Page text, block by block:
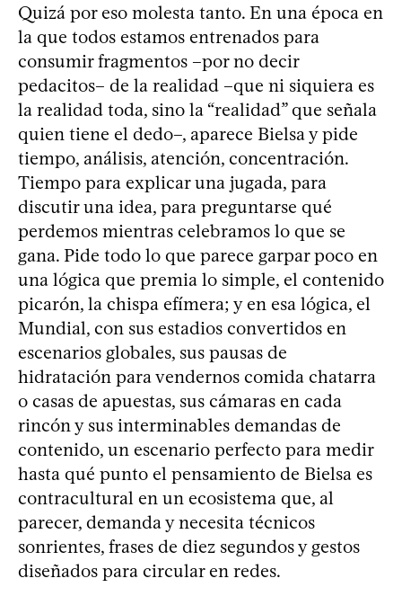
Quizá por eso molesta tanto. En una época en
la que todos estamos entrenados para
consumir fragmentos –por no decir
pedacitos– de la realidad –que ni siquiera es
la realidad toda, sino la “realidad” que señala
quien tiene el dedo–, aparece Bielsa y pide
tiempo, análisis, atención, concentración.
Tiempo para explicar una jugada, para
discutir una idea, para preguntarse qué
perdemos mientras celebramos lo que se
gana. Pide todo lo que parece garpar poco en
una lógica que premia lo simple, el contenido
picarón, la chispa efímera; y en esa lógica, el
Mundial, con sus estadios convertidos en
escenarios globales, sus pausas de
hidratación para vendernos comida chatarra
o casas de apuestas, sus cámaras en cada
rincón y sus interminables demandas de
contenido, un escenario perfecto para medir
hasta qué punto el pensamiento de Bielsa es
contracultural en un ecosistema que, al
parecer, demanda y necesita técnicos
sonrientes, frases de diez segundos y gestos
diseñados para circular en redes.